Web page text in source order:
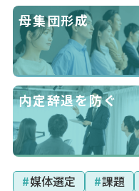
母集団形成
内定辞退を防ぐ
#媒体選定 #課題